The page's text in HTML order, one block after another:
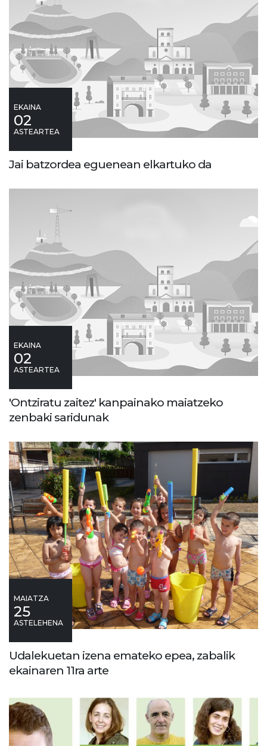
EKAINA
02
ASTEARTEA
Jai batzordea eguenean elkartuko da
EKAINA
02
ASTEARTEA
'Ontziratu zaitez' kanpainako maiatzeko
zenbaki saridunak
MAIATZA
25
ASTELEHENA
Udalekuetan izena emateko epea, zabalik
ekainaren 11ra arte